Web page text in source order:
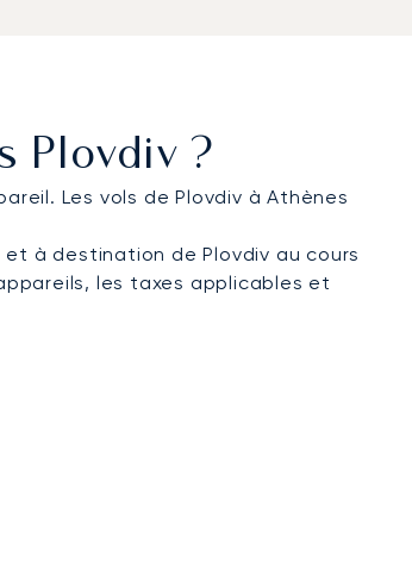
Plovdiv ?
Les vols de Plovdiv à Athènes
à destination de Plovdiv au cours
les taxes applicables et